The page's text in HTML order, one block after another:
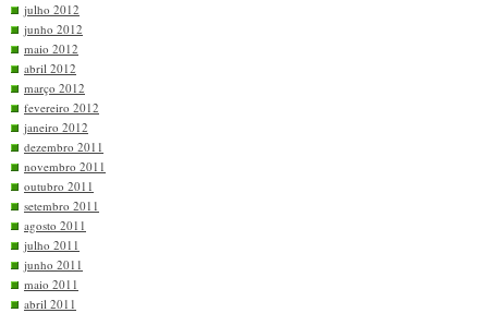
julho 2012
junho 2012
maio 2012
abril 2012
março 2012
fevereiro 2012
janeiro 2012
dezembro 2011
novembro 2011
outubro 2011
setembro 2011
agosto 2011
julho 2011
junho 2011
maio 2011
abril 2011